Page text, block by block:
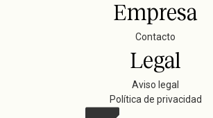
Empresa
Contacto
Legal
Aviso legal
Política de privacidad